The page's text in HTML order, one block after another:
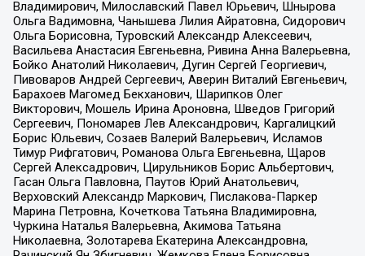
Владимирович, Милославский Павел Юрьевич, Шнырова
Ольга Вадимовна, Чанышева Лилия Айратовна, Сидорович
Ольга Борисовна, Туровский Александр Алексеевич,
Васильева Анастасия Евгеньевна, Ривина Анна Валерьевна,
Бойко Анатолий Николаевич, Дугин Сергей Георгиевич,
Пивоваров Андрей Сергеевич, Аверин Виталий Евгеньевич,
Барахоев Магомед Бекханович, Шарипков Олег
Викторович, Мошель Ирина Ароновна, Шведов Григорий
Сергеевич, Пономарев Лев Александрович, Каргалицкий
Борис Юльевич, Созаев Валерий Валерьевич, Исламов
Тимур Рифгатович, Романова Ольга Евгеньевна, Щаров
Сергей Алексадрович, Цирульников Борис Альбертович,
Гасан Ольга Павловна, Паутов Юрий Анатольевич,
Верховский Александр Маркович, Пислакова-Паркер
Марина Петровна, Кочеткова Татьяна Владимировна,
Чуркина Наталья Валерьевна, Акимова Татьяна
Николаевна, Золотарева Екатерина Александровна,